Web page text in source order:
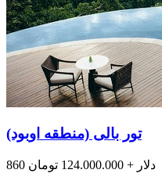
تور بالی (منطقه اوبود)
860 دلار + 124.000.000 تومان